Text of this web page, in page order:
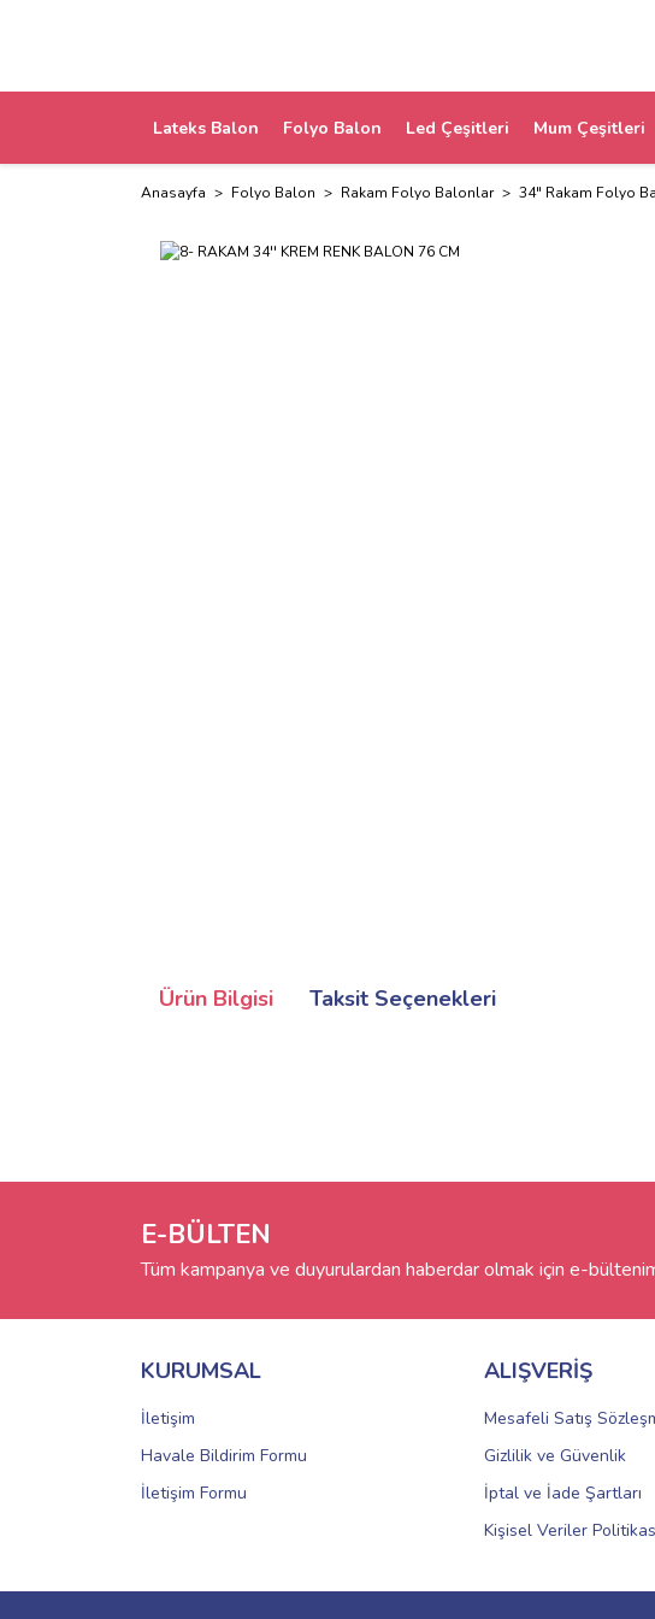
Lateks Balon Folyo Balon Led Çeşitleri Mum Çeşitleri
Anasayfa Folyo Balon Rakam Folyo Balonlar 34" Rakam Folyo
Ürün Bilgisi Taksit Seçenekleri
E-BÜLTEN
Tüm kampanya ve duyurulardan haberdar olmak için e-
KURUMSAL
İletişim
Havale Bildirim Formu
İletişim Formu
ALIŞVERİŞ
Mesafeli Satış
Gizlilik ve Güvenlik
İptal ve İade Şartları
Kişisel Veriler